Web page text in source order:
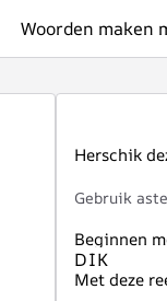
Woorden maken
Herschik
Gebruik
Beginnen
Met deze